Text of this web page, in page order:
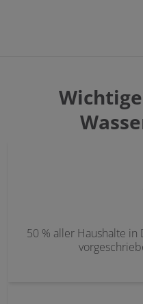
50 % aller Haushalte